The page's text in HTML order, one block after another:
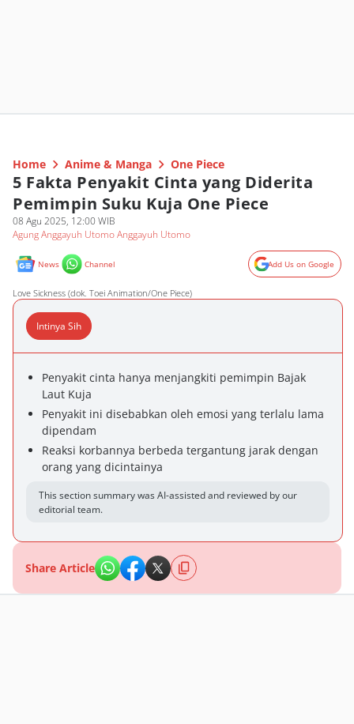
Home Anime & Manga One Piece
5 Fakta Penyakit Cinta yang Diderita
Pemimpin Suku Kuja One Piece
08 Agu 2025, 12:00 WIB
Agung Anggayuh Utomo Anggayuh Utomo
News Channel Add Us on Google
Love Sickness (dok. Toei Animation/One Piece)
Intinya Sih
Penyakit cinta hanya menjangkiti pemimpin Bajak
Laut Kuja
Penyakit ini disebabkan oleh emosi yang terlalu lama
dipendam
Reaksi korbannya berbeda tergantung jarak dengan
orang yang dicintainya
This section summary was AI-assisted and reviewed by our
editorial team.
Share Article